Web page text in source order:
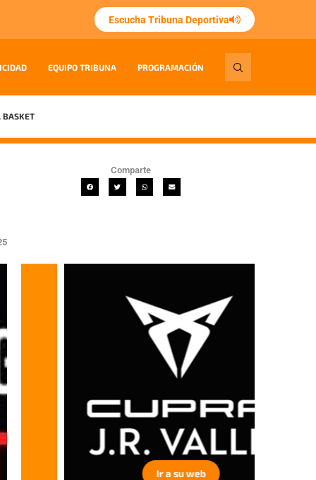
Escucha Tribuna Deportiva
EQUIPO TRIBUNA PROGRAMACIÓN
BASKET
Comparte
Ir a su web